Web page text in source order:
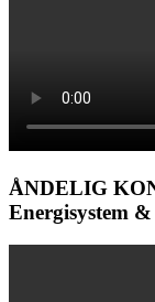
ÅNDELIG
Energisystem &